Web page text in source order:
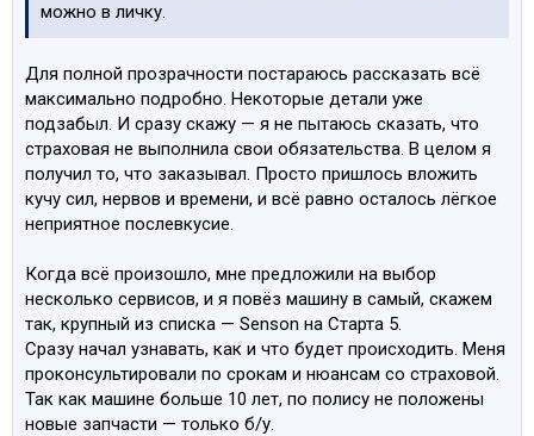
можно в личку.
Для полной прозрачности постараюсь рассказать всё
максимально подробно. Некоторые детали уже
подзабыл. И сразу скажу — я не пытаюсь сказать, что
страховая не выполнила свои обязательства. В целом я
получил то, что заказывал. Просто пришлось вложить
кучу сил, нервов и времени, и всё равно осталось лёгкое
неприятное послевкусие.
Когда всё произошло, мне предложили на выбор
несколько сервисов, и я повёз машину в самый, скажем
так, крупный из списка — Senson на Старта 5.
Сразу начал узнавать, как и что будет происходить. Меня
проконсультировали по срокам и нюансам со страховой.
Так как машине больше 10 лет, по полису не положены
новые запчасти — только б/у.